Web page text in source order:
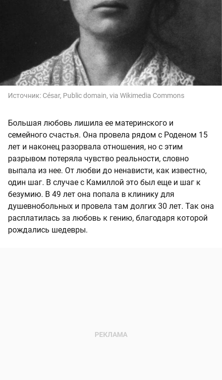
Источник: César, Public domain, via Wikimedia Commons
Большая любовь лишила ее материнского и
семейного счастья. Она провела рядом с Роденом 15
лет и наконец разорвала отношения, но с этим
разрывом потеряла чувство реальности, словно
выпала из нее. От любви до ненависти, как известно,
один шаг. В случае с Камиллой это был еще и шаг к
безумию. В 49 лет она попала в клинику для
душевнобольных и провела там долгих 30 лет. Так она
расплатилась за любовь к гению, благодаря которой
рождались шедевры.